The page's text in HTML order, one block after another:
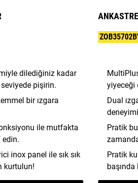
dilediğiniz kadar
pişirin.
bir ızgara
ile mutfakta
inox panel ile sık sık
kurtulun!
yiyeceği
Dual
Pratik
Pratik